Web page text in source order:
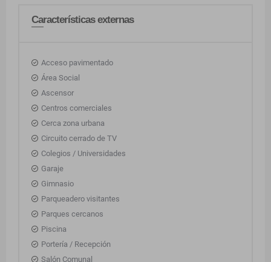
Características externas
Acceso pavimentado
Área Social
Ascensor
Centros comerciales
Cerca zona urbana
Circuito cerrado de TV
Colegios / Universidades
Garaje
Gimnasio
Parqueadero visitantes
Parques cercanos
Piscina
Portería / Recepción
Salón Comunal